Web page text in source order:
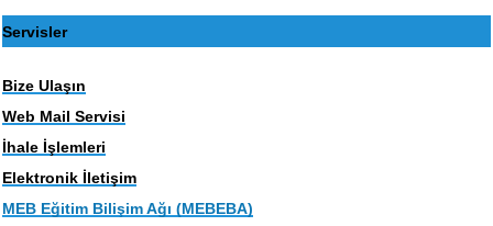
Servisler
Bize Ulaşın
Web Mail Servisi
İhale İşlemleri
Elektronik İletişim
MEB Eğitim Bilişim Ağı (MEBEBA)